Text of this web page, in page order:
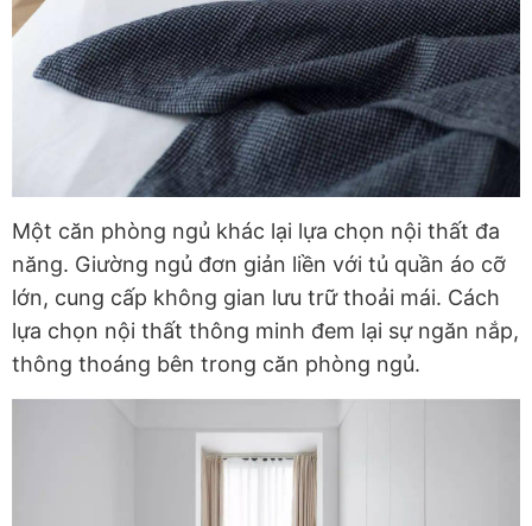
Một căn phòng ngủ khác lại lựa chọn nội thất đa
năng. Giường ngủ đơn giản liền với tủ quần áo cỡ
lớn, cung cấp không gian lưu trữ thoải mái. Cách
lựa chọn nội thất thông minh đem lại sự ngăn nắp,
thông thoáng bên trong căn phòng ngủ.